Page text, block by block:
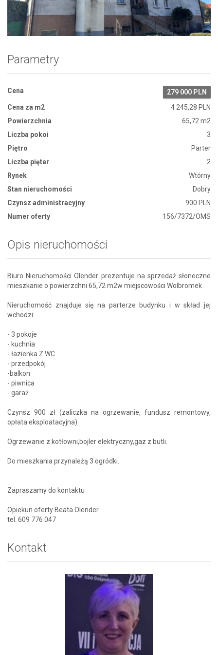
Zdjęcie 1
Parametry
Cena
279 000 PLN
Cena za m2
4 245,28 PLN
Powierzchnia
65,72 m2
Liczba pokoi
3
Piętro
Parter
Liczba pięter
2
Rynek
Wtórny
Stan nieruchomości
Dobry
Czynsz administracyjny
900 PLN
Numer oferty
156/7372/OMS
Opis nieruchomości
Biuro Nieruchomości Olender prezentuje na sprzedaż słoneczne
mieszkanie o powierzchni 65,72 m2w miejscowości Wolbromek
Nieruchomość znajduje się na parterze budynku i w skład jej
wchodzi:
- 3 pokoje
- kuchnia
- łazienka Z WC
- przedpokój
-balkon
- piwnica
- garaż
Czynsz 900 zł (zaliczka na ogrzewanie, fundusz remontowy,
opłata eksploatacyjna)
Ogrzewanie z kotłowni,bojler elektryczny,gaz z butli.
Do mieszkania przynależą 3 ogródki.
Zapraszamy do kontaktu
Opiekun oferty Beata Olender
tel. 609 776 047
Kontakt